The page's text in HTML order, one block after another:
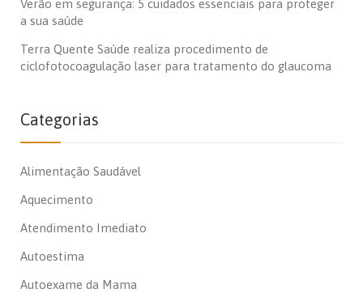
Verão em segurança: 5 cuidados essenciais para proteger
a sua saúde
Terra Quente Saúde realiza procedimento de
ciclofotocoagulação laser para tratamento do glaucoma
Categorias
Alimentação Saudável
Aquecimento
Atendimento Imediato
Autoestima
Autoexame da Mama